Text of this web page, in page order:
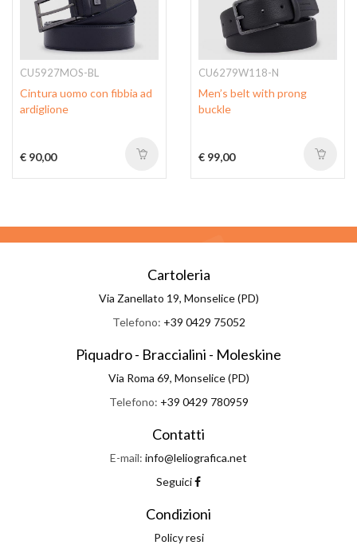
CU5927MOS-BL
Cintura uomo con fibbia ad
ardiglione
€ 90,00
CU6279W118-N
Men’s belt with prong
buckle
€ 99,00
Cartoleria
Via Zanellato 19, Monselice (PD)
Telefono: +39 0429 75052
Piquadro - Braccialini - Moleskine
Via Roma 69, Monselice (PD)
Telefono: +39 0429 780959
Contatti
E-mail: info@leliografica.net
Seguici
Condizioni
Policy resi